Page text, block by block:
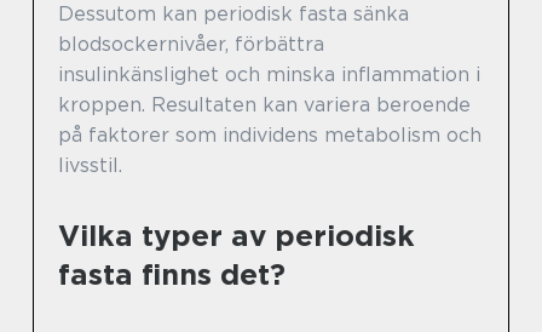
Dessutom kan periodisk fasta sänka
blodsockernivåer, förbättra
insulinkänslighet och minska inflammation i
kroppen. Resultaten kan variera beroende
på faktorer som individens metabolism och
livsstil.
Vilka typer av periodisk
fasta finns det?